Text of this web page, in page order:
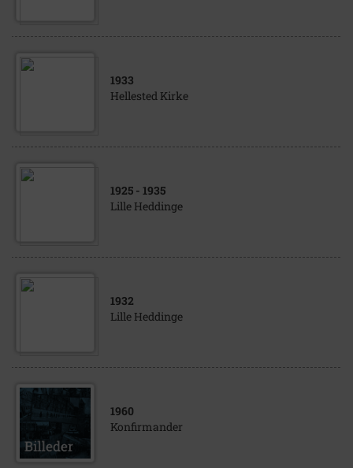
1933
Hellested Kirke
1925 - 1935
Lille Heddinge
1932
Lille Heddinge
1960
Konfirmander